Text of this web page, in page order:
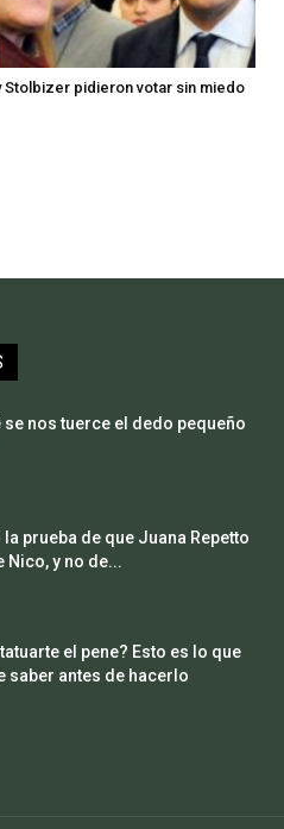
Stolbizer pidieron votar sin miedo
se nos tuerce el dedo pequeño
prueba de que Juana Repetto
Nico, y no de...
el pene? Esto es lo que
saber antes de hacerlo